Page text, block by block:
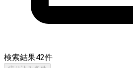
検索結果42件